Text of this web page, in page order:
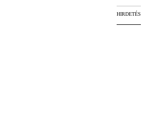
HIRDETÉS